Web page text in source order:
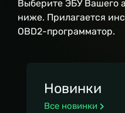
Выберите ЭБУ Вашего
ниже. Прилагается
OBD2-программатор.
Новинки
Все новинки